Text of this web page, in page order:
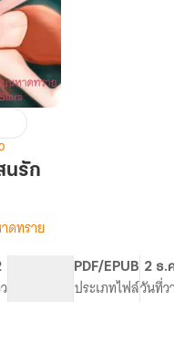
นรัก
ดทราย
PDF/EPUB
ประเภทไฟล์
2 ธ.
วันที่ว